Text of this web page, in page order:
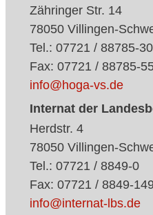
Zähringer Str. 14
78050 Villingen-
Tel.: 07721 / 88785-30
Fax: 07721 / 88785-
info@hoga-vs.de
Internat der
Herdstr. 4
78050 Villingen-
Tel.: 07721 / 8849-0
Fax: 07721 / 8849-149
info@internat-lbs.de